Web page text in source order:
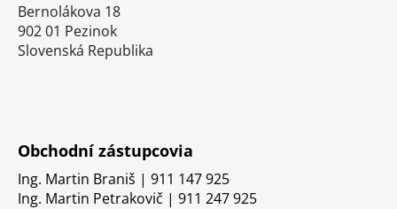
Bernolákova 18
902 01 Pezinok
Slovenská Republika
Obchodní zástupcovia
Ing. Martin Braniš | 911 147 925
Ing. Martin Petrakovič | 911 247 925